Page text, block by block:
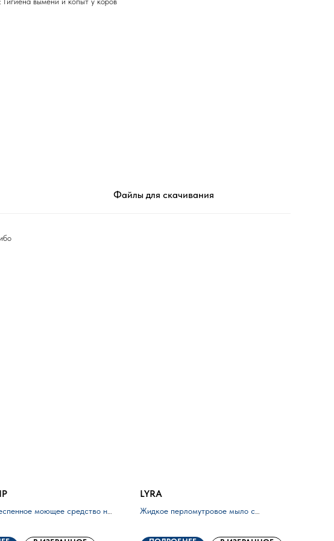
Файлы для скачивания
моющее средство на
LYRA
Жидкое перломутровое мыло с